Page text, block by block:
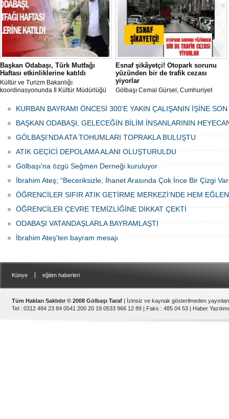
Başkan Odabaşı, Türk Mutfağı
Haftası etkinliklerine katıldı
Kültür ve Turizm Bakanlığı
koordinasyonunda İl Kültür Müdürlüğü
Haftası" etkinlikleri Ankara'da devam
ediyor.
Esnaf şikâyetçi! Otopark sorunu
yüzünden bir de trafik cezası
yiyorlar
Gölbaşı Cemal Gürsel, Cumhuriyet
bulunan esnaf ve alışverişe gelen
vatandaşlar park cezaları yüzünden
canından bezdi.
KURBAN BAYRAMI ÖNCESİ 300'E YAKIN ÇALIŞANIN İŞİNE
BAŞKAN ODABAŞI, GELECEĞİN BİLİM İNSANLARININ
GÖLBAŞI’NDA ATA TOHUMLARI TOPRAKLA BULUŞTU
ATIK GEÇİCİ DEPOLAMA ALANI OLUŞTURULDU
Gölbaşı'na özgü Seğmen Derneği kuruluyor
İbrahim Ateş; “Beceriksizle, İhanet Arasında Çok İnce Bir Çizgi
ÖĞRENCİLER SIFIR ATIK GETİRME MERKEZİ’NDE HEM
ÖĞRENCİLER ÇEVRE TEMİZLİĞİNE DİKKAT ÇEKTİ
ODABAŞI VATANDAŞLARLA BAYRAMLAŞTI
İbrahim Ateş'ten bayram mesajı
Künye eğitim haberleri
Tüm Hakları Saklıdır © 2008 Gölbaşı Taraf | İzinsiz ve kaynak gösterilmeden
Tel : 0312 484 23 84 0541 200 20 19 0533 966 12 89 | Faks : 485 04 53 | Haber Yazılımı